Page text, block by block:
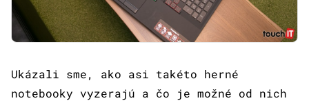
Ukázali sme, ako asi takéto herné
notebooky vyzerajú a čo je možné od nich